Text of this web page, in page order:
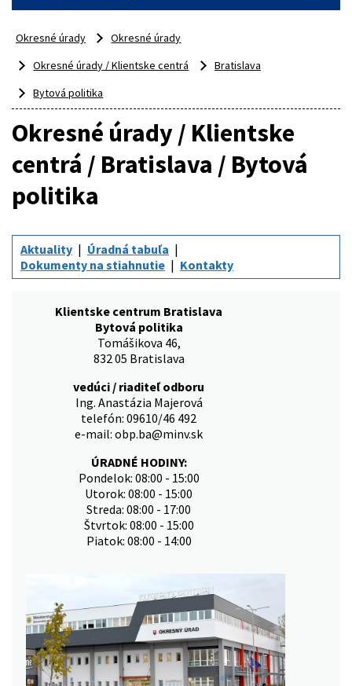
Okresné úrady
Okresné úrady
Okresné úrady / Klientske centrá
Bratislava
Bytová politika
Okresné úrady / Klientske
centrá / Bratislava / Bytová
politika
Aktuality
Úradná tabuľa
Dokumenty na stiahnutie
Kontakty
Klientske centrum Bratislava
Bytová politika
Tomášikova 46,
832 05 Bratislava
vedúci / riaditeľ odboru
Ing. Anastázia Majerová
telefón: 09610/46 492
e-mail: obp.ba@minv.sk
ÚRADNÉ HODINY:
Pondelok: 08:00 - 15:00
Utorok: 08:00 - 15:00
Streda: 08:00 - 17:00
Štvrtok: 08:00 - 15:00
Piatok: 08:00 - 14:00